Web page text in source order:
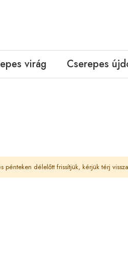
virág Cserepes
pénteken délelőtt frissítjük, kérjük térj